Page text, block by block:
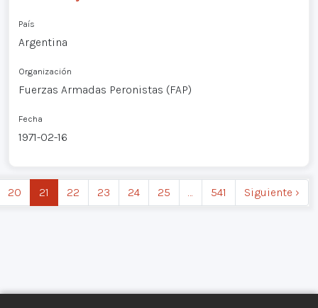
País
Argentina
Organización
Fuerzas Armadas Peronistas (FAP)
Fecha
1971-02-16
20 21 22 23 24 25 … 541 Siguiente ›